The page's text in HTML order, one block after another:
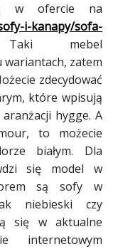
w ofercie na
i-kanapy/sofa-
mebel
zatem
zdecydować
które wpisują
hygge. A
to możecie
białym. Dla
się model w
są sofy w
niebieski czy
się w aktualne